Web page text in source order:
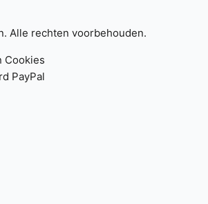
Alle rechten voorbehouden.
Cookies
PayPal